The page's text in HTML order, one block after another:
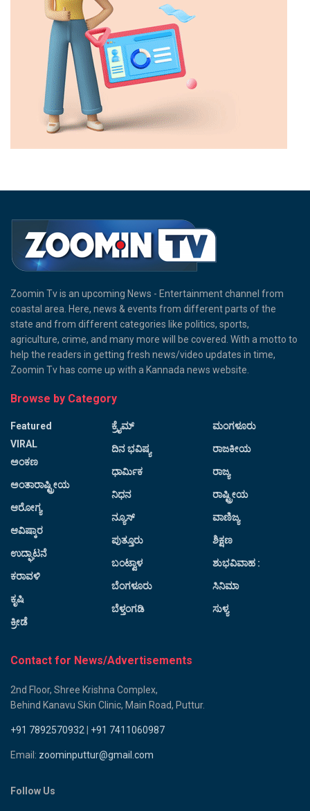
Zoomin Tv is an upcoming News - Entertainment channel from
coastal area. Here, news & events from different parts of the
state and from different categories like politics, sports,
agriculture, crime, and many more will be covered. With a motto to
help the readers in getting fresh news/video updates in time,
Zoomin Tv has come up with a Kannada news website.
Browse by Category
Featured
VIRAL
ಅಂಕಣ
ಅಂತಾರಾಷ್ಟ್ರೀಯ
ಆರೋಗ್ಯ
ಆವಿಷ್ಕಾರ
ಉದ್ಘಾಟನೆ
ಕರಾವಳಿ
ಕೃಷಿ
ಕ್ರೀಡೆ
ಕ್ರೈಮ್
ದಿನ ಭವಿಷ್ಯ
ಧಾರ್ಮಿಕ
ನಿಧನ
ನ್ಯೂಸ್
ಪುತ್ತೂರು
ಬಂಟ್ವಾಳ
ಬೆಂಗಳೂರು
ಬೆಳ್ತಂಗಡಿ
ಮಂಗಳೂರು
ರಾಜಕೀಯ
ರಾಜ್ಯ
ರಾಷ್ಟ್ರೀಯ
ವಾಣಿಜ್ಯ
ಶಿಕ್ಷಣ
ಶುಭವಿವಾಹ :
ಸಿನಿಮಾ
ಸುಳ್ಯ
Contact for News/Advertisements
2nd Floor, Shree Krishna Complex,
Behind Kanavu Skin Clinic, Main Road, Puttur.
+91 7892570932 +91 7411060987
Email: zoominputtur@gmail.com
Follow Us